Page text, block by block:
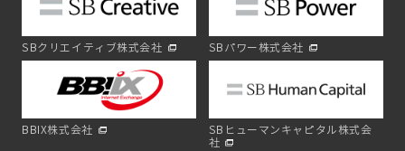
SBクリエイティブ株式会社 SBパワー株式会社
BBIX株式会社
SBヒューマンキャピタル株式会
社